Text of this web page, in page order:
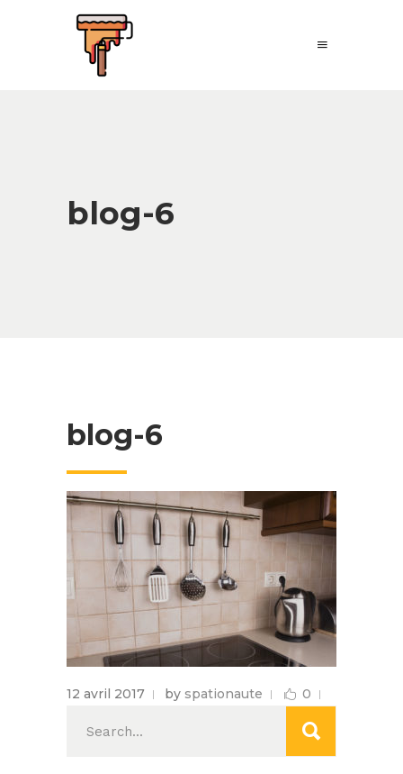
blog-6
blog-6
12 avril 2017 by spationaute
0
for: